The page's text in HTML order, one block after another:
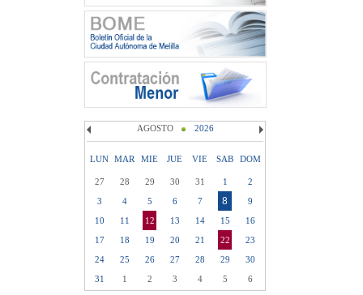
AGOSTO 2026
LUN MAR MIE JUE VIE SAB DOM
27 28 29 30 31 1
2
3
4 5 6 7 8
9
10
11 12 13 14 15
16
17
18 19 20 21 22
23
24
25 26 27 28 29
30
31
1 2 3 4 5 6